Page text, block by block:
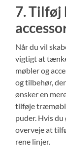
7. Tilføj
Når du vil
vigtigt at
møbler og
og tilbehør,
ønsker en
tilføje
puder. Hvis
overveje at
rene linjer.